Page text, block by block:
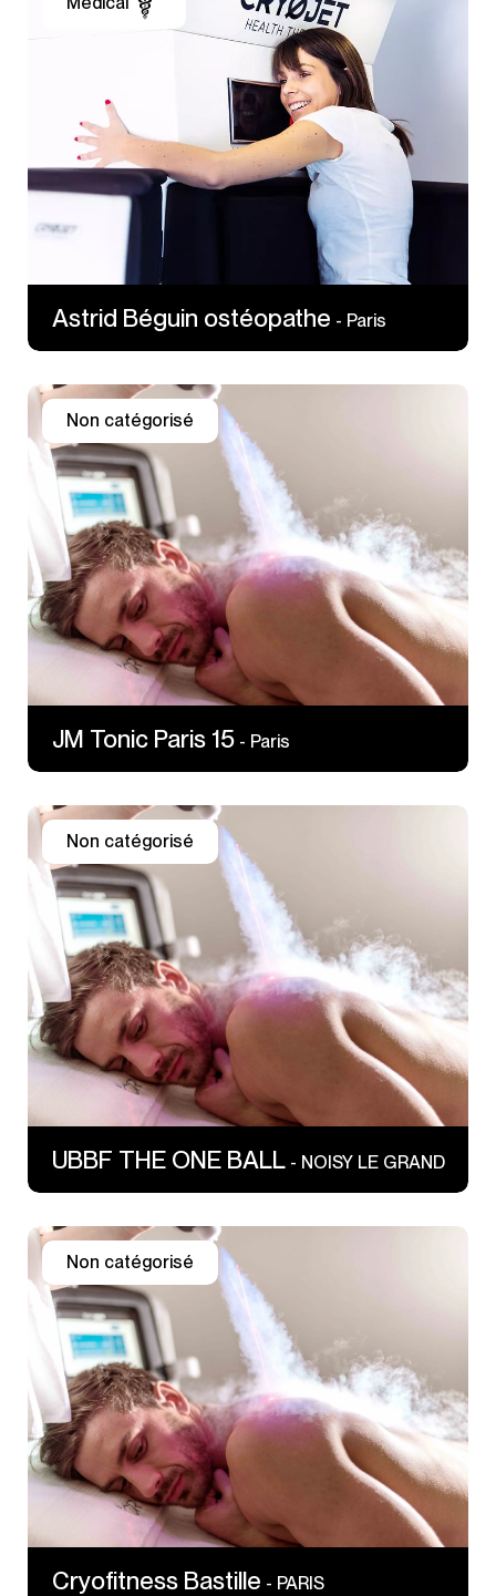
Astrid Béguin ostéopathe - Paris
https://www.goodlook-therapy.fr/
Non catégorisé
JM Tonic Paris 15 - Paris
12 rue de Desaix
75015 Paris
Non catégorisé
UBBF THE ONE BALL - NOISY LE GRAND
38 rue du Ballon
93160 NOISY LE GRAND
Non catégorisé
Cryofitness Bastille - PARIS
14 rue Lacuée
75012 PARIS